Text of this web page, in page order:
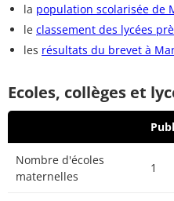
la population scolarisée de
le classement des lycées
les résultats du brevet à
Ecoles, collèges et
Nombre d'écoles
maternelles
1